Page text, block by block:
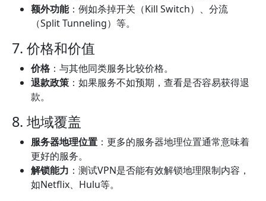
额外功能：例如杀掉开关（Kill Switch）、分流
（Split Tunneling）等。
7. 价格和价值
价格 ：与其他同类服务比较价格。
退款政策 ：如果服务不如预期，查看是否容易获得退
款。
8. 地域覆盖
服务器地理位置 ：更多的服务器地理位置通常意味着
更好的服务。
解锁能力 ：测试VPN是否能有效解锁地理限制内容，
如Netflix、Hulu等。